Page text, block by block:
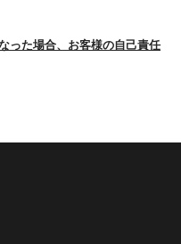
った場合、お客様の自己責任